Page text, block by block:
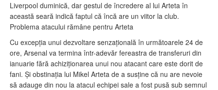
Liverpool duminică, dar gestul de încredere al lui Arteta în
această seară indică faptul că încă are un viitor la club.
Problema atacului rămâne pentru Arteta
Cu excepția unui dezvoltare senzațională în următoarele 24 de
ore, Arsenal va termina într-adevăr fereastra de transferuri din
ianuarie fără achiziționarea unui nou atacant care este dorit de
fani. Și obstinația lui Mikel Arteta de a susține că nu are nevoie
să adauge din nou la atacul echipei sale a fost pusă sub semnul